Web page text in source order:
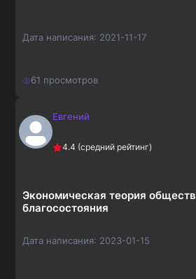
Дата написания: 2021-11-17
61 просмотров
210₽Евгений
4.4 (средний рейтинг)
Экономическая теория
благосостояния
Дата написания: 2023-01-15